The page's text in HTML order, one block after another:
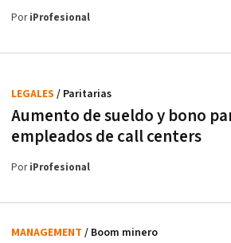
PoriProfesional
Aumento de sueldo y bono
empleados de call centers
LEGALES / Paritarias
PoriProfesional
MANAGEMENT / Boom minero